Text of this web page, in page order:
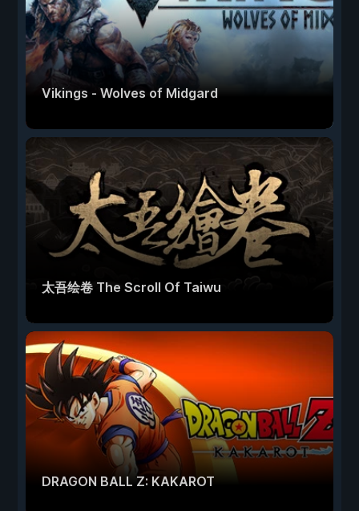
Vikings - Wolves of Midgard
太吾绘卷 The Scroll Of Taiwu
DRAGON BALL Z: KAKAROT